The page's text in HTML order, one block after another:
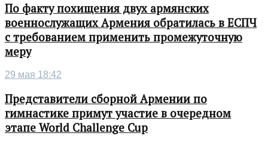
По факту похищения двух армянских
военнослужащих Армения обратилась в ЕСПЧ
с требованием применить промежуточную
меру
29 мая 18:42
Представители сборной Армении по
гимнастике примут участие в очередном
этапе World Challenge Cup